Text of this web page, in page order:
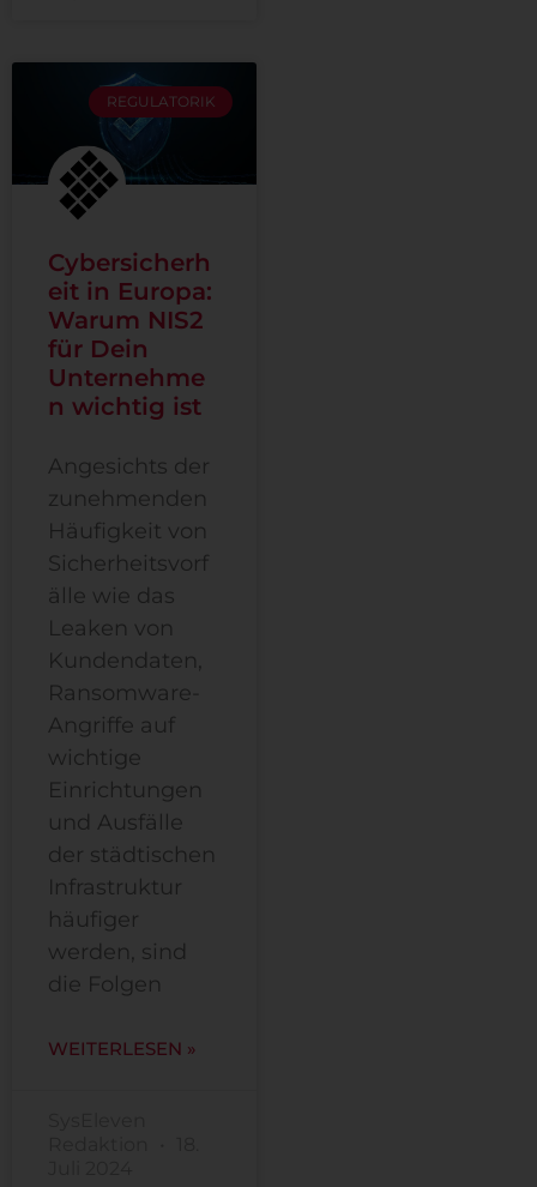
REGULATORIK
Cybersicherh
eit in Europa:
Warum NIS2
für Dein
Unternehme
n wichtig ist
Angesichts der
zunehmenden
Häufigkeit von
Sicherheitsvorf
älle wie das
Leaken von
Kundendaten,
Ransomware-
Angriffe auf
wichtige
Einrichtungen
und Ausfälle
der städtischen
Infrastruktur
häufiger
werden, sind
die Folgen
WEITERLESEN »